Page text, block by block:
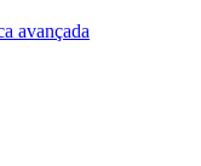
avançada